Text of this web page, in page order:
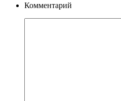
Комментарий